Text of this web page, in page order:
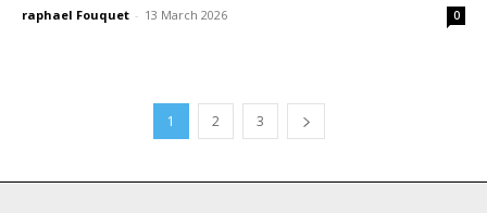
raphael Fouquet - 13 March 2026 0
1 2 3